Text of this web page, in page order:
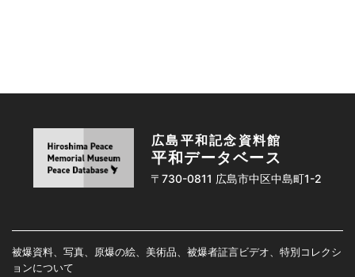
広島平和記念資料館
平和データベース
〒730-0811 広島市中区中島町1-2
被爆資料、写真、原爆の絵、美術品、被爆者証言ビデオ、特別コレクシ
ョンについて